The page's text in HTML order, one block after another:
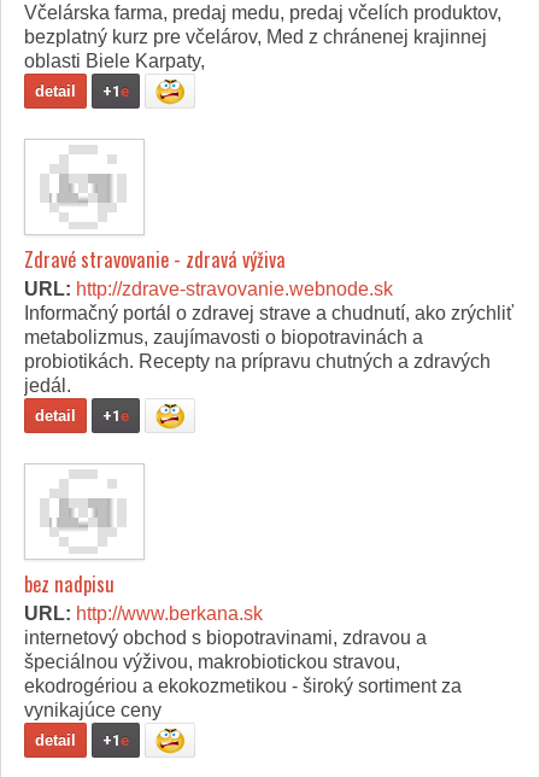
Včelárska farma, predaj medu, predaj včelích produktov,
bezplatný kurz pre včelárov, Med z chránenej krajinnej
oblasti Biele Karpaty,
detail +1e
Zdravé stravovanie - zdravá výživa
URL: http://zdrave-stravovanie.webnode.sk
Informačný portál o zdravej strave a chudnutí, ako zrýchliť
metabolizmus, zaujímavosti o biopotravinách a
probiotikách. Recepty na prípravu chutných a zdravých
jedál.
detail +1e
bez nadpisu
URL: http://www.berkana.sk
internetový obchod s biopotravinami, zdravou a
špeciálnou výživou, makrobiotickou stravou,
ekodrogériou a ekokozmetikou - široký sortiment za
vynikajúce ceny
detail +1e